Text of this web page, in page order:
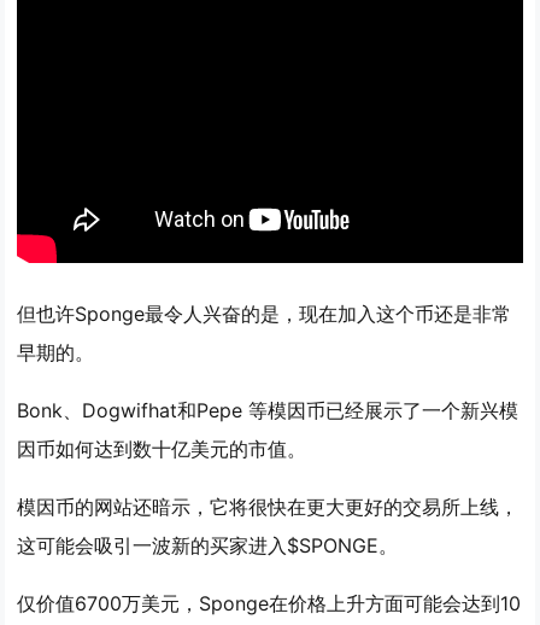
但也许Sponge最令人兴奋的是，现在加入这个币还是非常
早期的。
Bonk、Dogwifhat和Pepe 等模因币已经展示了一个新兴模
因币如何达到数十亿美元的市值。
模因币的网站还暗示，它将很快在更大更好的交易所上线，
这可能会吸引一波新的买家进入$SPONGE。
仅价值6700万美元，Sponge在价格上升方面可能会达到10